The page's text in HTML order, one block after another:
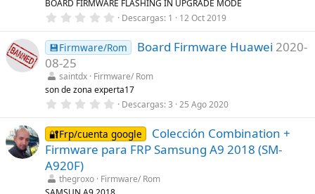
e
l
a
(
s
BOARD FIRMWARE FLASHING IN UPGRADE MODE
0
0
0
e
t
r
e
l
a
(
s
)
Descargas 1 12 Oct 2019
💾Firmware/Rom Board Firmware Huawei 2020-
08-25
saintdx Firmware/ Rom
son de zona experta17
0
0
0
e
s
e
Descargas 3 25 Ago 2020
🔐Frp/cuenta google
Colección Combination +
Firmware para FRP Samsung A9 2018 (SM-
A920F)
thegroxo Firmware/ Rom